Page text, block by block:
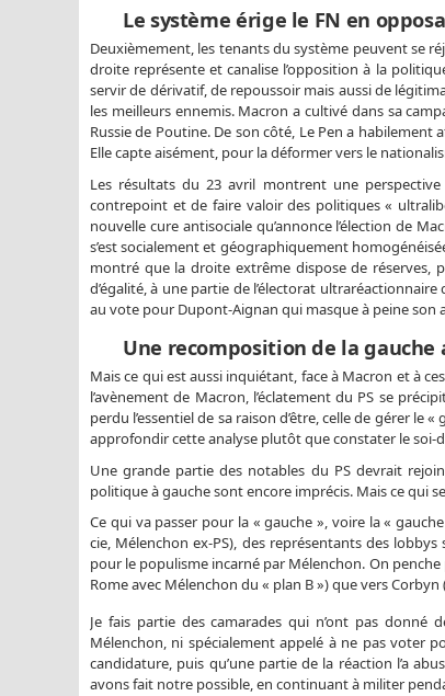
Le système érige le FN en
Deuxièmement, les tenants du système peuvent se
droite représente et canalise l’opposition à la
servir de dérivatif, de repoussoir mais aussi de
les meilleurs ennemis. Macron a cultivé dans sa
Russie de Poutine. De son côté, Le Pen a
Elle capte aisément, pour la déformer vers le
Les résultats du 23 avril montrent une
contrepoint et de faire valoir des politiques «
nouvelle cure antisociale qu’annonce l’élection de
s’est socialement et géographiquement
montré que la droite extrême dispose de réserves,
d’égalité, à une partie de l’électorat
au vote pour Dupont-Aignan qui masque à peine son
Une recomposition de la
Mais ce qui est aussi inquiétant, face à Macron et à
l’avènement de Macron, l’éclatement du PS se
perdu l’essentiel de sa raison d’être, celle de gérer
approfondir cette analyse plutôt que constater le soi-
Une grande partie des notables du PS devrait
politique à gauche sont encore imprécis. Mais ce qui
Ce qui va passer pour la « gauche », voire la «
cie, Mélenchon ex-PS), des représentants des
pour le populisme incarné par Mélenchon. On
Rome avec Mélenchon du « plan B ») que vers
Je fais partie des camarades qui n’ont pas donné
Mélenchon, ni spécialement appelé à ne pas voter
candidature, puis qu’une partie de la réaction l’a
avons fait notre possible, en continuant à militer